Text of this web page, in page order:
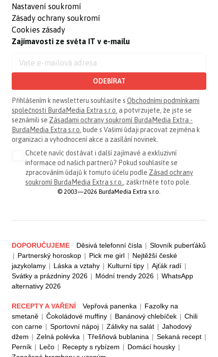
Nastavení soukromí
Zásady ochrany soukromí
Cookies zásady
Zajímavosti ze světa IT v e-mailu
ODEBÍRAT
Přihlášením k newsletteru souhlasíte s Obchodními podmínkami
společnosti BurdaMedia Extra s.r.o. a potvrzujete, že jste se
seznámili se Zásadami ochrany soukromí BurdaMedia Extra -
BurdaMedia Extra s.r.o. bude s Vašimi údaji pracovat zejména k
organizaci a vyhodnocení akce a zasílání novinek.
Chcete navíc dostávat i další zajímavé a exkluzivní
informace od našich partnerů? Pokud souhlasíte se
zpracováním údajů k tomuto účelu podle Zásad ochrany
soukromí BurdaMedia Extra s.r.o., zaškrtněte toto pole.
© 2003—2026 BurdaMedia Extra s.r.o.
DOPORUČUJEME Děsivá telefonní čísla | Slovník puberťáků
| Partnerský horoskop | Pick me girl | Nejtěžší české
jazykolamy | Láska a vztahy | Kulturní tipy | Ajťák radí |
Svátky a prázdniny 2026 | Módní trendy 2026 | WhatsApp
alternativy 2026
RECEPTY A VAŘENÍ Vepřová panenka | Fazolky na
smetaně | Čokoládové muffiny | Banánový chlebíček | Chili
con carne | Sportovní nápoj | Zálivky na salát | Jahodový
džem | Zelná polévka | Třešňová bublanina | Sekaná recept |
Perník | Lečo | Recepty s rybízem | Domácí housky |